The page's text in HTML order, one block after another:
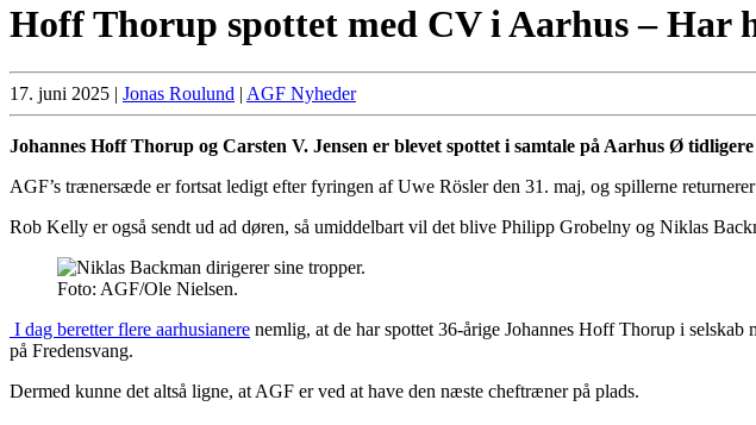
Hoff Thorup spottet med CV i Aarhus – Har
17. juni 2025 | Jonas Roulund | AGF Nyheder
Johannes Hoff Thorup og Carsten V. Jensen er blevet spottet i samtale på Aarhus Ø
AGF’s trænersæde er fortsat ledigt efter fyringen af Uwe Rösler den 31. maj, og spillerne
Rob Kelly er også sendt ud ad døren, så umiddelbart vil det blive Philipp Grobelny og Niklas
Foto: AGF/Ole Nielsen.
I dag beretter flere aarhusianere nemlig, at de har spottet 36-årige Johannes Hoff Thorup i
på Fredensvang.
Dermed kunne det altså ligne, at AGF er ved at have den næste cheftræner på plads.